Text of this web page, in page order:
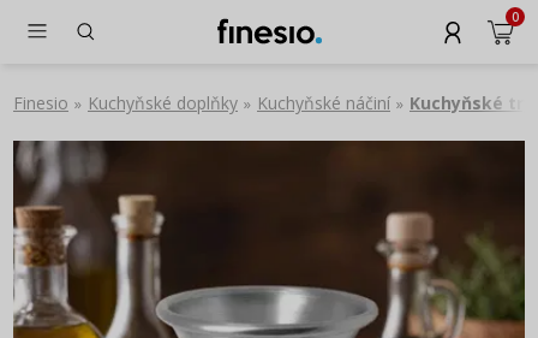
0
Finesio » Kuchyňské doplňky » Kuchyňské náčiní » Kuchyňské